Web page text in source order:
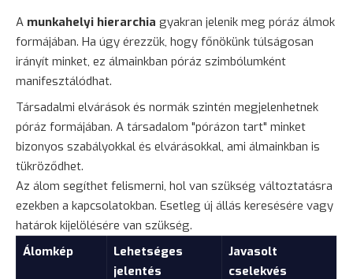
A munkahelyi hierarchia gyakran jelenik meg póráz álmok
formájában. Ha úgy érezzük, hogy főnökünk túlságosan
irányít minket, ez álmainkban póráz szimbólumként
manifesztálódhat.
Társadalmi elvárások és normák szintén megjelenhetnek
póráz formájában. A társadalom "pórázon tart" minket
bizonyos szabályokkal és elvárásokkal, ami álmainkban is
tükröződhet.
Az álom segíthet felismerni, hol van szükség változtatásra
ezekben a kapcsolatokban. Esetleg új állás keresésére vagy
határok kijelölésére van szükség.
Álomkép
Lehetséges
jelentés
Javasolt
cselekvés